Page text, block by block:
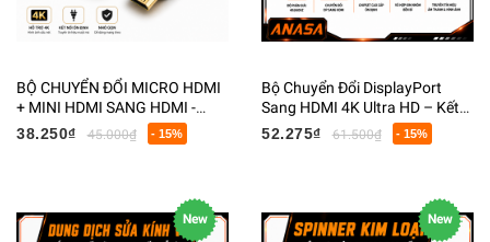
BỘ CHUYỂN ĐỔI MICRO HDMI
+ MINI HDMI SANG HDMI -
ADAPTER 2 TRONG 1 KẾT NỐI
MÁY ẢNH, MÁY QUAY, LAPTOP
38.250₫ 45.000₫ - 15%
Bộ Chuyển Đổi DisplayPort
Sang HDMI 4K Ultra HD – Kết
Nối Màn Hình Chất Lượng Cao
52.275₫ 61.500₫ - 15%
New New